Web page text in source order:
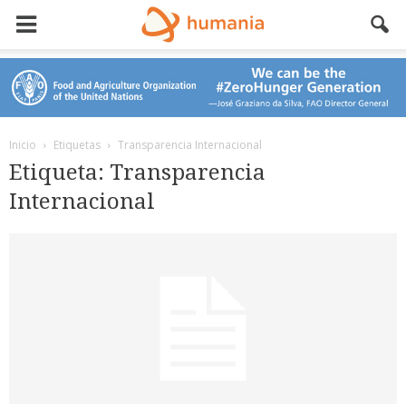
Inicio Etiquetas Transparencia Internacional
Etiqueta: Transparencia
Internacional